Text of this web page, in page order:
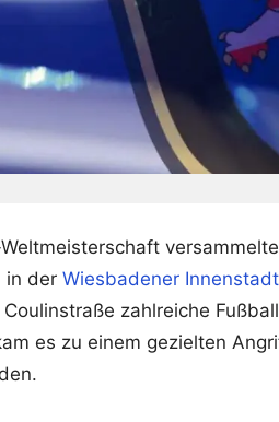
in der Wiesbadener Innenstadt
zahlreiche
es zu einem gezielten